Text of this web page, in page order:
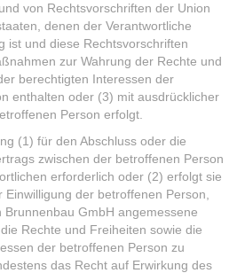
von Rechtsvorschriften der Union
denen der Verantwortliche
ist und diese Rechtsvorschriften
zur Wahrung der Rechte und
berechtigten Interessen der
enthalten oder (3) mit ausdrücklicher
Person erfolgt.
(1) für den Abschluss oder die
zwischen der betroffenen Person
erforderlich oder (2) erfolgt sie
Einwilligung der betroffenen Person,
Brunnenbau GmbH angemessene
Rechte und Freiheiten sowie die
der betroffenen Person zu
das Recht auf Erwirkung des